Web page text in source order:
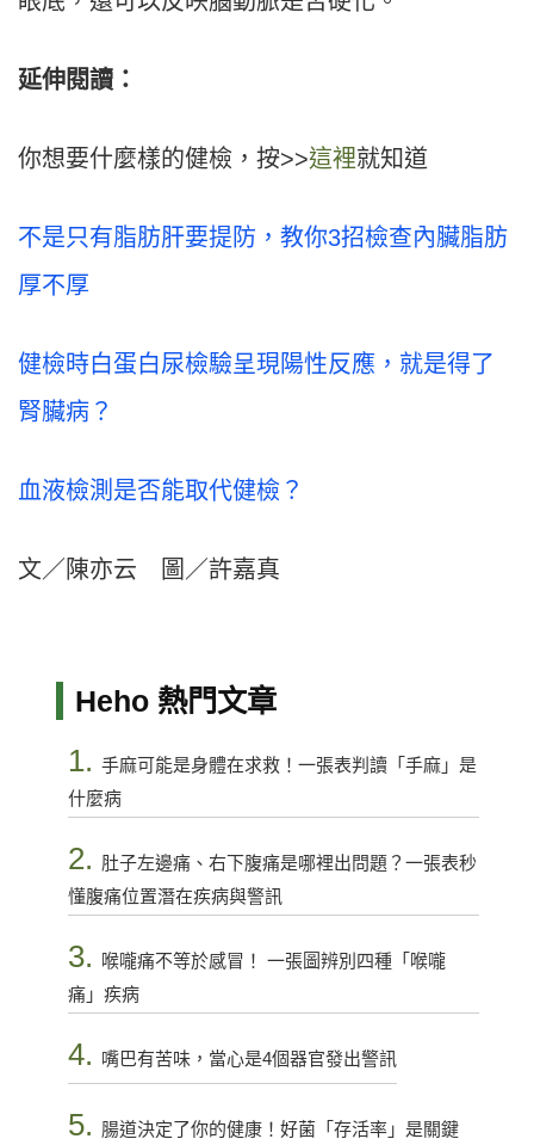
延伸閱讀：
你想要什麼樣的健檢，按>>這裡就知道
不是只有脂肪肝要提防，教你3招檢查內臟脂肪
厚不厚
健檢時白蛋白尿檢驗呈現陽性反應，就是得了
腎臟病？
血液檢測是否能取代健檢？
文／陳亦云 圖／許嘉真
Heho 熱門文章
1. 手麻可能是身體在求救！一張表判讀「手麻」是
什麼病
2. 肚子左邊痛、右下腹痛是哪裡出問題？一張表秒
懂腹痛位置潛在疾病與警訊
3.
喉嚨痛不等於感冒！ 一張圖辨別四種「喉嚨
痛」疾病
4. 嘴巴有苦味，當心是4個器官發出警訊
5. 腸道決定了你的健康！好菌「存活率」是關鍵